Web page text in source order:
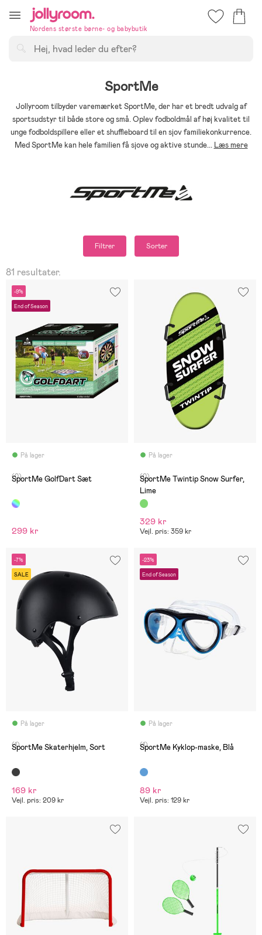
till
innehålletNordens største børne- og babybutik
SportMe
Jollyroom tilbyder varemærket SportMe, der har et bredt udvalg af
sportsudstyr til både store og små. Oplev fodboldmål af høj kvalitet til
unge fodboldspillere eller et shuffleboard til en sjov familiekonkurrence.
Med SportMe kan hele familien få sjove og aktive stunde... Læs mere
Filtrer Sorter
81 resultater.
-9%
End of Season
På lager
(0)
SportMe GolfDart Sæt
299 kr
På lager
(0)
SportMe Twintip Snow Surfer,
Lime
329 kr
Vejl. pris: 359 kr
-7%
SALE
På lager
(1)
SportMe Skaterhjelm, Sort
169 kr
Vejl. pris: 209 kr
-23%
End of Season
På lager
(1)
SportMe Kyklop-maske, Blå
89 kr
Vejl. pris: 129 kr